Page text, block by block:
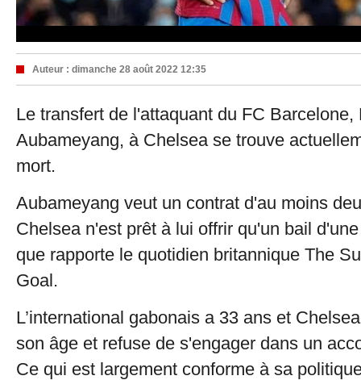
Auteur : dimanche 28 août 2022 12:35
Le transfert de l'attaquant du FC Barcelone,
Aubameyang, à Chelsea se trouve
mort.
Aubameyang veut un contrat d'au moins
Chelsea n'est prêt à lui offrir qu'un bail
que rapporte le quotidien britannique The
Goal.
L’international gabonais a 33 ans et
son âge et refuse de s'engager dans un
Ce qui est largement conforme à sa